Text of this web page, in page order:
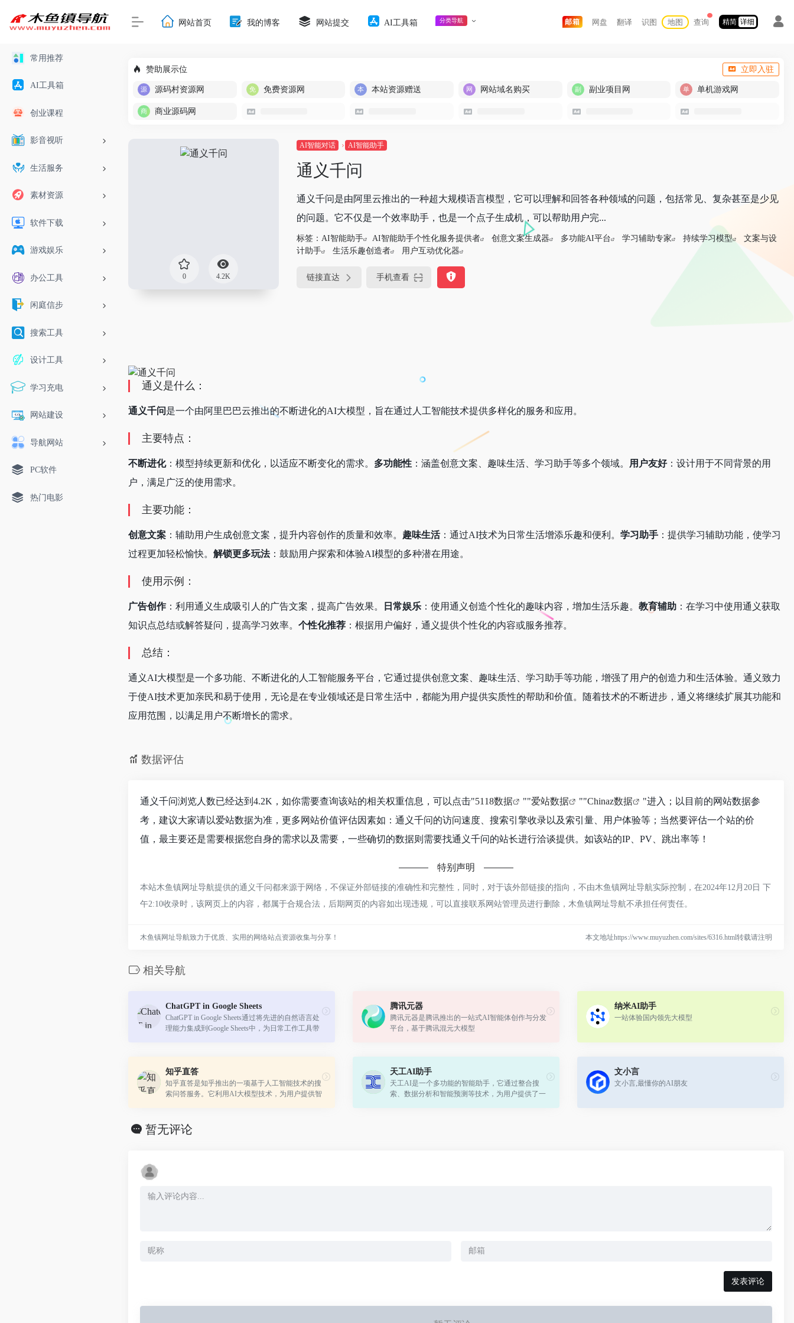
常用推荐
AI工具箱
创业课程
影音视听
生活服务
素材资源
软件下载
游戏娱乐
办公工具
闲庭信步
搜索工具
设计工具
学习充电
网站建设
导航网站
PC软件
热门电影
网站首页 我的博客 网站提交 AI工具箱 分类导航 邮箱 网盘 翻译 识图 地图 查询 精简 详细
赞助展示位 立即入驻
源码村资源网 免费资源网 本站资源赠送 网站域名购买 副业项目网 单机游戏网
商业源码网
0 4.2K
AI智能对话 AI智能助手
通义千问
通义千问是由阿里云推出的一种超大规模语言模型，它可以理解和回答各种领域的问题，包括常见、复杂甚至是少见
的问题。它不仅是一个效率助手，也是一个点子生成机，可以帮助用户完...
标签： AI智能助手 AI智能助手个性化服务提供者 创意文案生成器 多功能AI平台 学习辅助专家 持续学习模型
文案与设
计助手
生活乐趣创造者 用户互动优化器
链接直达 手机查看
通义是什么：
通义千问是一个由阿里巴巴云推出的不断进化的AI大模型，旨在通过人工智能技术提供多样化的服务和应用。
主要特点：
不断进化：模型持续更新和优化，以适应不断变化的需求。 多功能性 ：涵盖创意文案、趣味生活、学习助手等多个领域。 用户友好：设计用于不同背景的用
户，满足广泛的使用需求。
主要功能：
创意文案 ：辅助用户生成创意文案，提升内容创作的质量和效率。 趣味生活：通过AI技术为日常生活增添乐趣和便利。 学习助手 ：提供学习辅助功能，使学习
过程更加轻松愉快。 解锁更多玩法：鼓励用户探索和体验AI模型的多种潜在用途。
使用示例：
广告创作：利用通义生成吸引人的广告文案，提高广告效果。 日常娱乐 ：使用通义创造个性化的趣味内容，增加生活乐趣。 教育辅助 ：在学习中使用通义获取
知识点总结或解答疑问，提高学习效率。 个性化推荐 ：根据用户偏好，通义提供个性化的内容或服务推荐。
总结：
通义AI大模型是一个多功能、不断进化的人工智能服务平台，它通过提供创意文案、趣味生活、学习助手等功能，增强了用户的创造力和生活体验。通义致力
于使AI技术更加亲民和易于使用，无论是在专业领域还是日常生活中，都能为用户提供实质性的帮助和价值。随着技术的不断进步，通义将继续扩展其功能和
应用范围，以满足用户不断增长的需求。
数据评估
通义千问浏览人数已经达到4.2K，如你需要查询该站的相关权重信息，可以点击"5118数据 ""爱站数据 ""Chinaz数据
"进入；以目前的网站数据参
考，建议大家请以爱站数据为准，更多网站价值评估因素如：通义千问的访问速度、搜索引擎收录以及索引量、用户体验等；当然要评估一个站的价
值，最主要还是需要根据您自身的需求以及需要，一些确切的数据则需要找通义千问的站长进行洽谈提供。如该站的IP、PV、跳出率等！
特别声明
本站木鱼镇网址导航提供的通义千问都来源于网络，不保证外部链接的准确性和完整性，同时，对于该外部链接的指向，不由木鱼镇网址导航实际控制，在2024年12月20日 下
午2:10收录时，该网页上的内容，都属于合规合法，后期网页的内容如出现违规，可以直接联系网站管理员进行删除，木鱼镇网址导航不承担任何责任。
木鱼镇网址导航致力于优质、实用的网络站点资源收集与分享！ 本文地址https://www.muyuzhen.com/sites/6316.html转载请注明
相关导航
ChatGPT in Google Sheets
ChatGPT in Google Sheets通过将先进的自然语言处
理能力集成到Google Sheets中，为日常工作工具带
腾讯元器
腾讯元器是腾讯推出的一站式AI智能体创作与分发
平台，基于腾讯混元大模型
纳米AI助手
一站体验国内领先大模型
知乎直答
知乎直答是知乎推出的一项基于人工智能技术的搜
索问答服务。它利用AI大模型技术，为用户提供智
天工AI助手
天工AI是一个多功能的智能助手，它通过整合搜
索、数据分析和智能预测等技术，为用户提供了一
文小言
文小言,最懂你的AI朋友
暂无评论
发表评论